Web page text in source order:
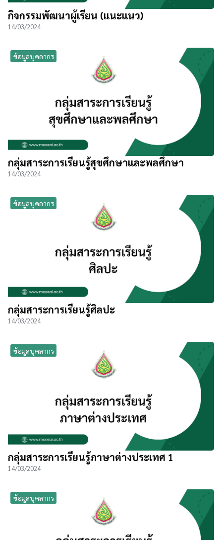
กิจกรรมพัฒนาผู้เรียน (แนะแนว)
14/03/2024
ข้อมูลบุคลากร
กลุ่มสาระการเรียนรู้สุขศึกษาและพลศึกษา
14/03/2024
ข้อมูลบุคลากร
กลุ่มสาระการเรียนรู้ศิลปะ
14/03/2024
ข้อมูลบุคลากร
กลุ่มสาระการเรียนรู้ภาษาต่างประเทศ 1
14/03/2024
ข้อมูลบุคลากร